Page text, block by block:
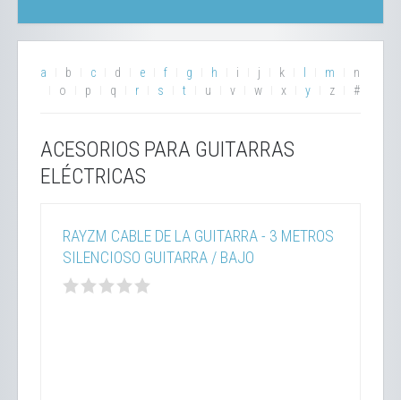
a b c d e f g h i j k m
n
o
p q r s t u v w x y z #
ACESORIOS PARA GUITARRAS
ELÉCTRICAS
RAYZM CABLE DE LA GUITARRA - 3 METROS
SILENCIOSO GUITARRA / BAJO